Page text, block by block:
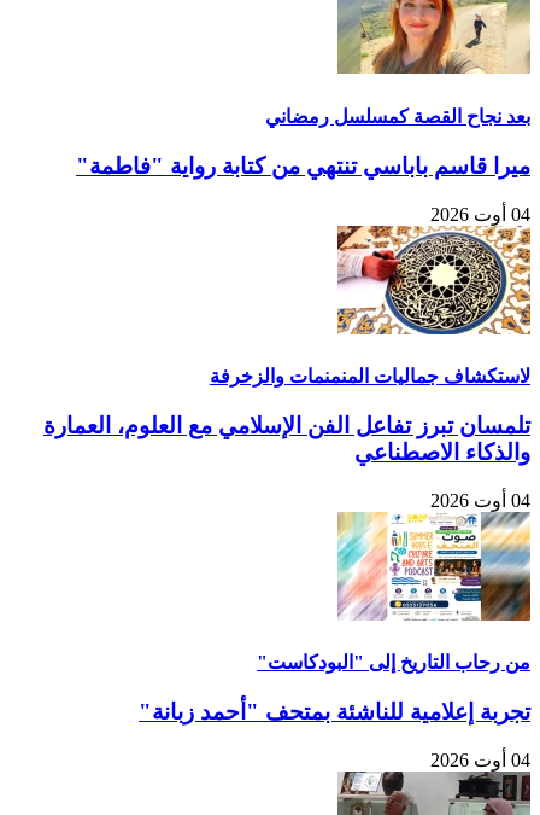
بعد نجاح القصة كمسلسل رمضاني
ميرا قاسم باباسي تنتهي من كتابة رواية "فاطمة"
04 أوت 2026
لاستكشاف جماليات المنمنمات والزخرفة
تلمسان تبرز تفاعل الفن الإسلامي مع العلوم، العمارة
والذكاء الاصطناعي
04 أوت 2026
من رحاب التاريخ إلى "البودكاست"
تجربة إعلامية للناشئة بمتحف "أحمد زبانة"
04 أوت 2026